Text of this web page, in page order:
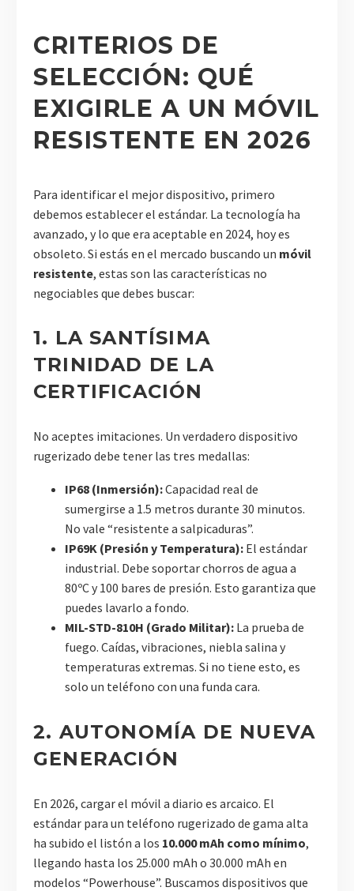
CRITERIOS DE
SELECCIÓN: QUÉ
EXIGIRLE A UN MÓVIL
RESISTENTE EN 2026
Para identificar el mejor dispositivo, primero
debemos establecer el estándar. La tecnología ha
avanzado, y lo que era aceptable en 2024, hoy es
obsoleto. Si estás en el mercado buscando un móvil
resistente, estas son las características no
negociables que debes buscar:
1. LA SANTÍSIMA
TRINIDAD DE LA
CERTIFICACIÓN
No aceptes imitaciones. Un verdadero dispositivo
rugerizado debe tener las tres medallas:
IP68 (Inmersión):Capacidad real de
sumergirse a 1.5 metros durante 30 minutos.
No vale “resistente a salpicaduras”.
IP69K (Presión y Temperatura): El estándar
industrial. Debe soportar chorros de agua a
80ºC y 100 bares de presión. Esto garantiza que
puedes lavarlo a fondo.
MIL-STD-810H (Grado Militar): La prueba de
fuego. Caídas, vibraciones, niebla salina y
temperaturas extremas. Si no tiene esto, es
solo un teléfono con una funda cara.
2. AUTONOMÍA DE NUEVA
GENERACIÓN
En 2026, cargar el móvil a diario es arcaico. El
estándar para un teléfono rugerizado de gama alta
ha subido el listón a los 10.000 mAh como mínimo,
llegando hasta los 25.000 mAh o 30.000 mAh en
modelos “Powerhouse”. Buscamos dispositivos que